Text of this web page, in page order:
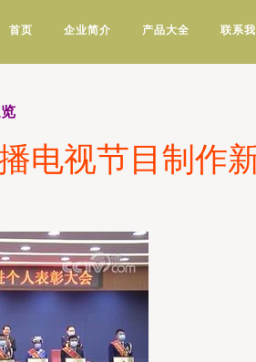
首页 企业简介 产品大全 联系我
电视节目制作